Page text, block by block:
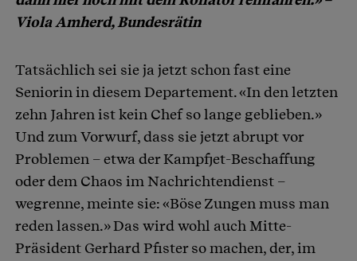
Viola Amherd, Bundesrätin
Tatsächlich sei sie ja jetzt schon fast eine
Seniorin in diesem Departement. «In den letzten
zehn Jahren ist kein Chef so lange geblieben.»
Und zum Vorwurf, dass sie jetzt abrupt vor
Problemen – etwa der Kampfjet-Beschaffung
oder dem Chaos im Nachrichtendienst –
wegrenne, meinte sie: «Böse Zungen muss man
reden lassen.» Das wird wohl auch Mitte-
Präsident Gerhard Pfister so machen, der, im